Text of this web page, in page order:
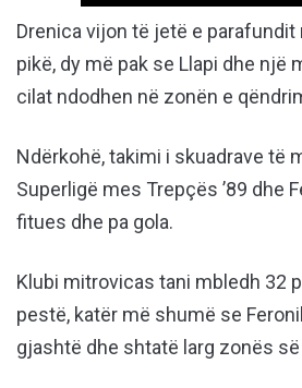
Drenica vijon të jetë e parafundit
pikë, dy më pak se Llapi dhe një
cilat ndodhen në zonën e
Ndërkohë, takimi i skuadrave të
Superligë mes Trepçës ’89 dhe
fitues dhe pa gola.
Klubi mitrovicas tani mbledh 32
pestë, katër më shumë se
gjashtë dhe shtatë larg zonës